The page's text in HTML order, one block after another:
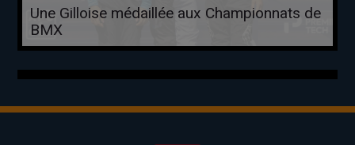
Une Gilloise médaillée aux Championnats de
BMX